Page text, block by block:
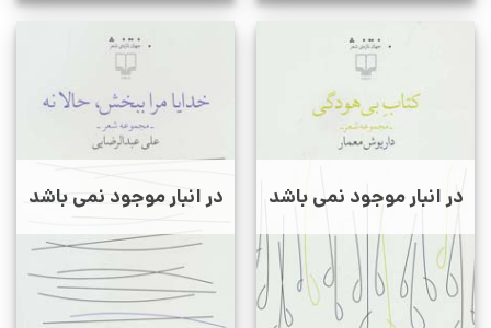
در انبار موجود نمی باشد در انبار موجود نمی باشد